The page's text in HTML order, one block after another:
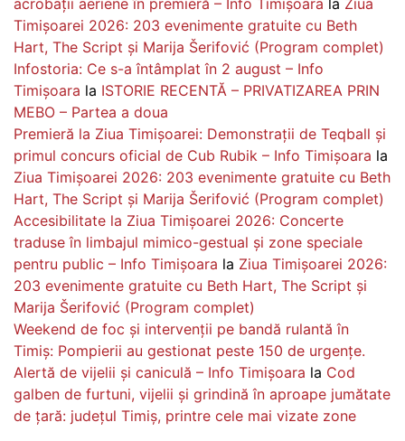
acrobații aeriene în premieră – Info Timișoara la Ziua
Timișoarei 2026: 203 evenimente gratuite cu Beth
Hart, The Script și Marija Šerifović (Program complet)
Infostoria: Ce s-a întâmplat în 2 august – Info
Timișoara la ISTORIE RECENTĂ – PRIVATIZAREA PRIN
MEBO – Partea a doua
Premieră la Ziua Timișoarei: Demonstrații de Teqball și
primul concurs oficial de Cub Rubik – Info Timișoara la
Ziua Timișoarei 2026: 203 evenimente gratuite cu Beth
Hart, The Script și Marija Šerifović (Program complet)
Accesibilitate la Ziua Timișoarei 2026: Concerte
traduse în limbajul mimico-gestual și zone speciale
pentru public – Info Timișoara la Ziua Timișoarei 2026:
203 evenimente gratuite cu Beth Hart, The Script și
Marija Šerifović (Program complet)
Weekend de foc și intervenții pe bandă rulantă în
Timiș: Pompierii au gestionat peste 150 de urgențe.
Alertă de vijelii și caniculă – Info Timișoara la Cod
galben de furtuni, vijelii și grindină în aproape jumătate
de țară: județul Timiș, printre cele mai vizate zone